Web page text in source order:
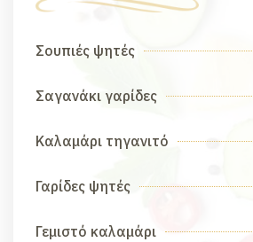
Σουπιές ψητές
Σαγανάκι γαρίδες
Καλαμάρι τηγανιτό
Γαρίδες ψητές
Γεμιστό καλαμάρι